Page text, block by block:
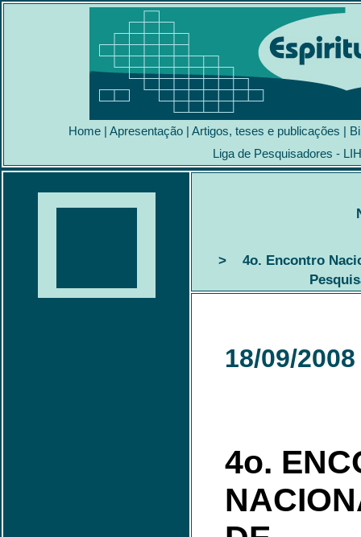
Home | Apresentação | Artigos, teses e publicações |
Liga de Pesquisadores -
> 4o. Encontro
18/09/2008
4o.